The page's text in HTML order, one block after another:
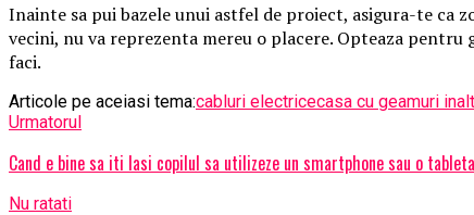
Inainte sa pui bazele unui astfel de proiect, asigura-te ca
vecini, nu va reprezenta mereu o placere. Opteaza
faci.
Articole pe aceiasi tema:cabluri electricecasa cu geamuri
Urmatorul
Cand e bine sa iti lasi copilul sa utilizeze un smartphone sau o
Nu ratati